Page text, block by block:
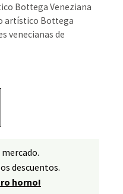
Bottega Veneziana
artístico Bottega
venecianas de
descuentos.
horno!